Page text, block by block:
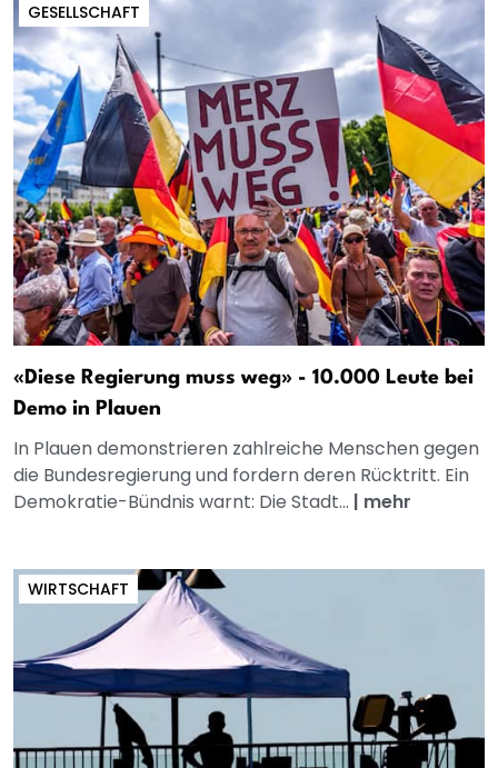
GESELLSCHAFT
«Diese Regierung muss weg» - 10.000 Leute bei
Demo in Plauen
In Plauen demonstrieren zahlreiche Menschen gegen
die Bundesregierung und fordern deren Rücktritt. Ein
Demokratie-Bündnis warnt: Die Stadt... | mehr
WIRTSCHAFT